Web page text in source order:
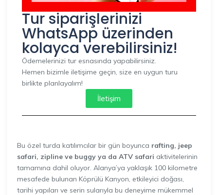
Tur siparişlerinizi
WhatsApp üzerinden
kolayca verebilirsiniz!
Ödemelerinizi tur esnasında yapabilirsiniz.
Hemen bizimle iletişime geçin, size en uygun turu
birlikte planlayalım!
İletişim
Bu özel turda katılımcılar bir gün boyunca rafting, jeep
safari, zipline ve buggy ya da ATV safari aktivitelerinin
tamamına dahil oluyor. Alanya’ya yaklaşık 100 kilometre
mesafede bulunan Köprülü Kanyon, etkileyici doğası,
tarihi yapıları ve serin sularıyla bu deneyime mükemmel